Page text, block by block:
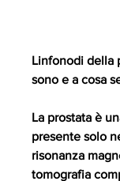
Linfonodi della
sono e a cosa
La prostata è
presente solo
risonanza
tomografia